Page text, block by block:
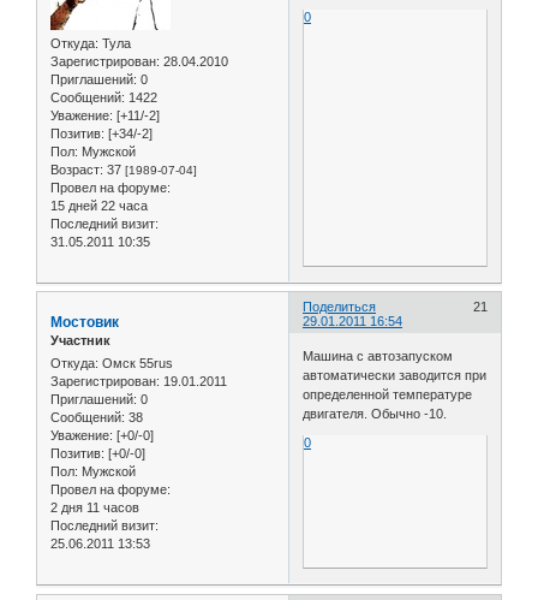
Откуда: Тула
Зарегистрирован: 28.04.2010
Приглашений: 0
Сообщений: 1422
Уважение: [+11/-2]
Позитив: [+34/-2]
Пол: Мужской
Возраст: 37 [1989-07-04]
Провел на форуме:
15 дней 22 часа
Последний визит:
31.05.2011 10:35
0
Поделиться
21
29.01.2011 16:54
Мостовик
Участник
Откуда: Омск 55rus
Зарегистрирован: 19.01.2011
Приглашений: 0
Сообщений: 38
Уважение: [+0/-0]
Позитив: [+0/-0]
Пол: Мужской
Провел на форуме:
2 дня 11 часов
Последний визит:
25.06.2011 13:53
Машина с автозапуском
автоматически заводится при
определенной температуре
двигателя. Обычно -10.
0